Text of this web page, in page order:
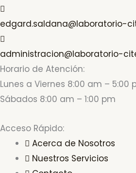
edgard.saldana@laboratorio-
administracion@laboratorio-
Horario de Atención:
Lunes a Viernes 8:00 am – 5:00
Sábados 8:00 am – 1:00 pm
Acceso Rápido:
Acerca de Nosotros
Nuestros Servicios